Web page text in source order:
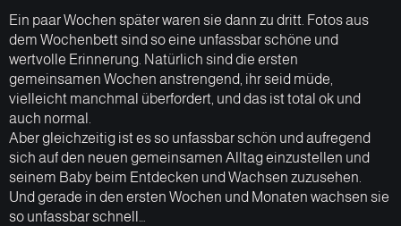
Ein paar Wochen später waren sie dann zu dritt. Fotos aus
dem Wochenbett sind so eine unfassbar schöne und
wertvolle Erinnerung. Natürlich sind die ersten
gemeinsamen Wochen anstrengend, ihr seid müde,
vielleicht manchmal überfordert, und das ist total ok und
auch normal.
Aber gleichzeitig ist es so unfassbar schön und aufregend
sich auf den neuen gemeinsamen Alltag einzustellen und
seinem Baby beim Entdecken und Wachsen zuzusehen.
Und gerade in den ersten Wochen und Monaten wachsen sie
so unfassbar schnell…